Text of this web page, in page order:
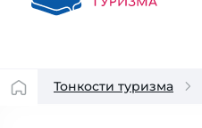
Тонкости туризма